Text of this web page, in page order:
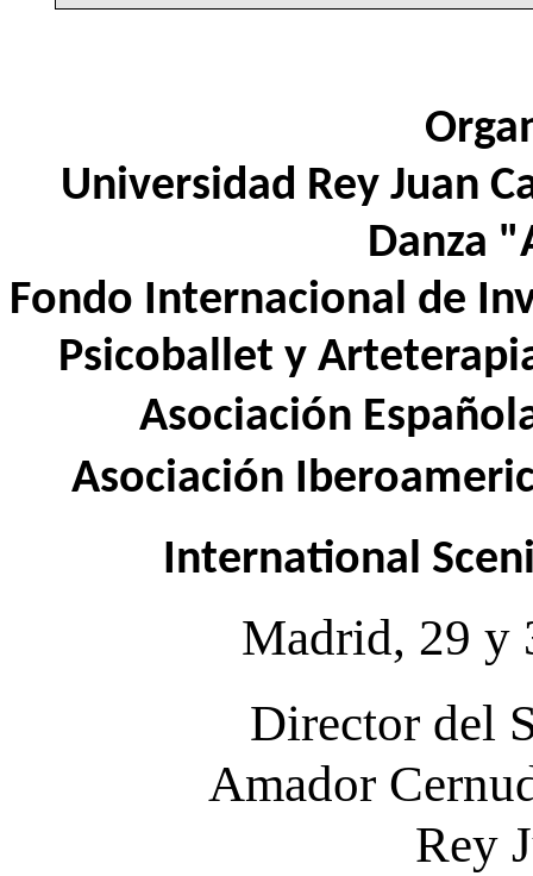
Universidad Rey Juan
Danza
Fondo Internacional de
Psicoballet y
Asociación
Asociación
International
Madrid, 29 y
Director del
Amador
Rey